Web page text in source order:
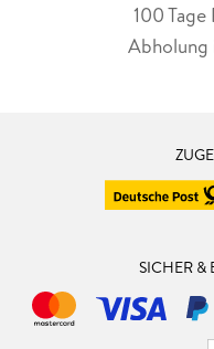
100
Abholung
SICHER &